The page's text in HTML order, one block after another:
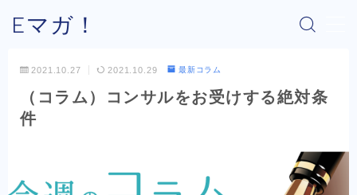
Eマガ！
Eマガ！とは？
公式メルマガ
2021.10.27 2021.10.29 最新コラム
（コラム）コンサルをお受けする絶対条
件